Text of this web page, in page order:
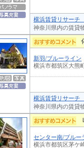
横浜賃貸リサーチ
神奈川県内の賃貸
新羽/ブルーライン
横浜市都筑区大熊
横浜賃貸リサーチ
神奈川県内の賃貸
センター南/ブルー
横浜市都筑区茅ケ